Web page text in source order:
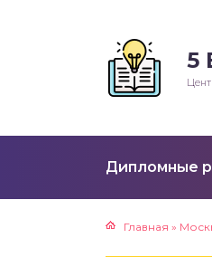
5
Дипломные
Главная »
работы
работы